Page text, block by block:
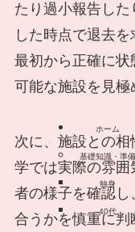
たり過小報告し
した時点で退去を
最初から正確に
可能な施設を見極
次に、施設との
学では実際の雰
者の様子を確認し
合うかを慎重に
ホーム
基礎知識・準備
独身
40代